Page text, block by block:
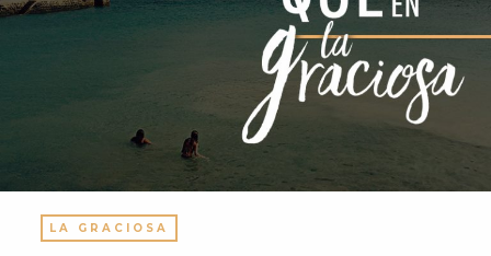
LA GRACIOSA